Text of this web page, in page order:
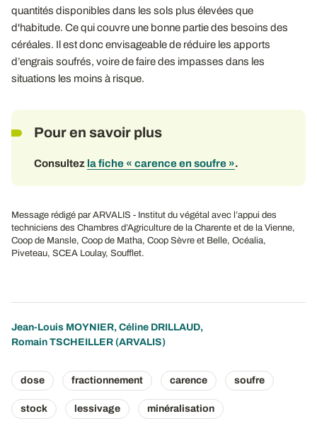
quantités disponibles dans les sols plus élevées que
d'habitude. Ce qui couvre une bonne partie des besoins des
céréales. Il est donc envisageable de réduire les apports
d’engrais soufrés, voire de faire des impasses dans les
situations les moins à risque.
Pour en savoir plus
Consultez la fiche « carence en soufre ».
Message rédigé par ARVALIS - Institut du végétal avec l’appui des
techniciens des Chambres d’Agriculture de la Charente et de la Vienne,
Coop de Mansle, Coop de Matha, Coop Sèvre et Belle, Océalia,
Piveteau, SCEA Loulay, Soufflet.
Jean-Louis MOYNIER, Céline DRILLAUD,
Romain TSCHEILLER (ARVALIS)
dose fractionnement carence soufre
stock lessivage minéralisation